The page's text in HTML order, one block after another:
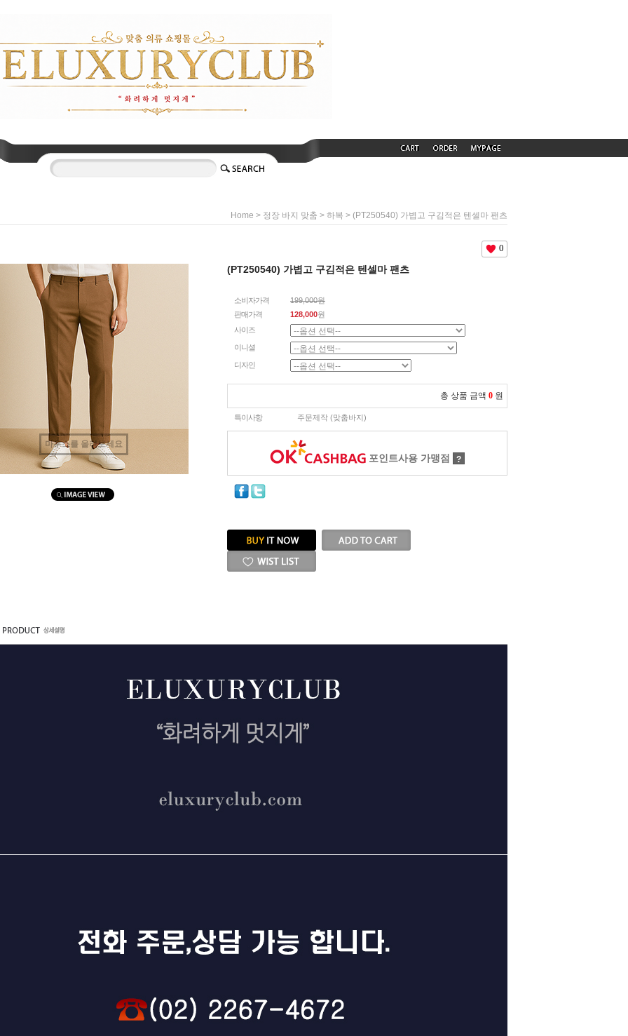
Home > 정장 바지 맞춤 > 하복 > (PT250540) 가볍고 구김적은 텐셀마 팬츠
마우스를 올려보세요
0
(PT250540) 가볍고 구김적은 텐셀마 팬츠
소비자가격
199,000원
판매가격
128,000원
사이즈
이니셜
디자인
총 상품 금액 0 원
특이사항 주문제작 (맞춤바지)
포인트사용 가맹점 ?